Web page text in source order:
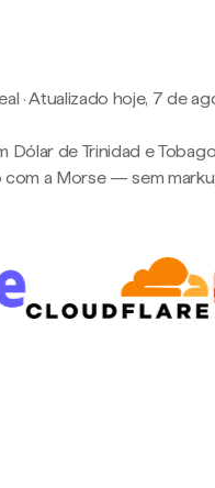
·Atualizado hoje, 7 de
Dólar de Trinidad e Tobago
com a Morse — sem